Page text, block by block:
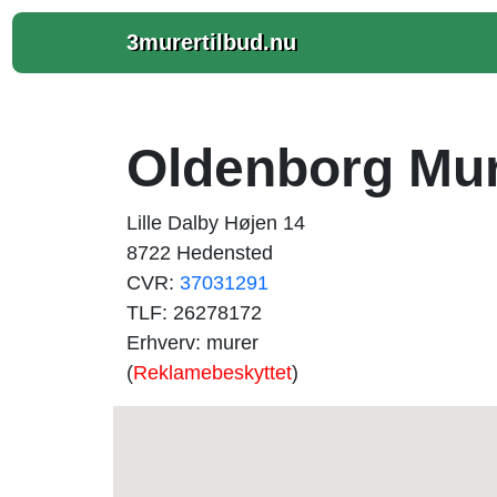
3murertilbud.nu
Oldenborg
Lille Dalby Højen 14
8722 Hedensted
CVR: 37031291
TLF: 26278172
Erhverv: murer
(Reklamebeskyttet)